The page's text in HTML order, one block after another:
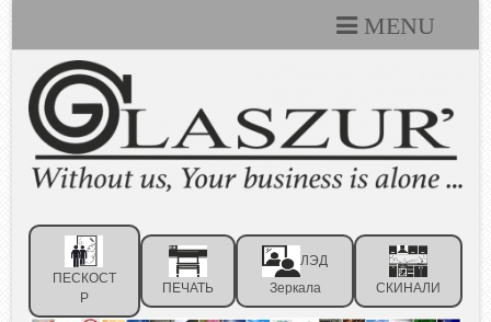
MENU
Каталоги
Технические условия
Портфолио
Контакты
Отзывы клиентов
ПЕСКОСТ
Р
ПЕЧАТЬ
ЛЭД
Зеркала
СКИНАЛИ